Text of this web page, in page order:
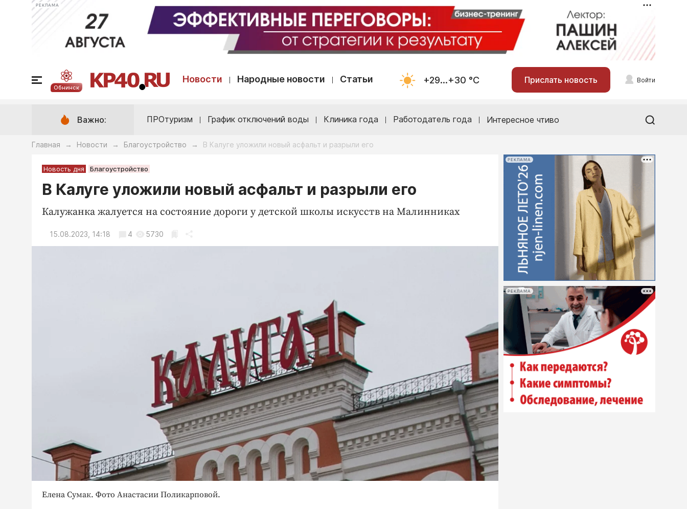
РЕКЛАМА
Обнинск
Новости Народные новости Статьи +29...+30 °С Прислать новость Войти
Важно: ПРОтуризм График отключений воды Клиника года Работодатель года Интересное чтиво
Главная → Новости → Благоустройство → В Калуге уложили новый асфальт и разрыли его
Новость дня Благоустройство
В Калуге уложили новый асфальт и разрыли его
Калужанка жалуется на состояние дороги у детской школы искусств на Малинниках
15.08.2023, 14:18 4 5730
Елена Сумак. Фото Анастасии Поликарповой.
РЕКЛАМА
РЕКЛАМА